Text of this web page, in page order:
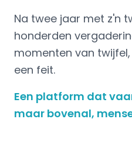
Na twee jaar met z'n
honderden
momenten van
een feit.
Een platform dat
maar bovenal,